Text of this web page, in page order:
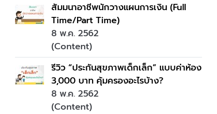
สัมมนาอาชีพนักวางแผนการเงิน (Full
Time/Part Time)
8 พ.ค. 2562
(Content)
รีวิว “ประกันสุขภาพเด็กเล็ก” แบบค่าห้อง
3,000 บาท คุ้มครองอะไรบ้าง?
8 พ.ค. 2562
(Content)